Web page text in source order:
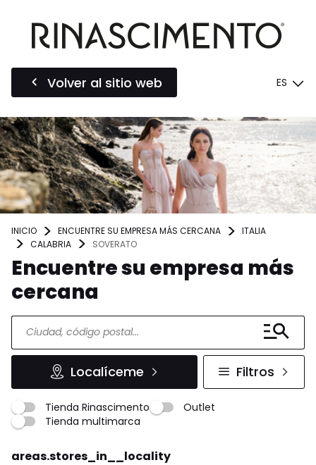
Volver al sitio web ES
INICIO ENCUENTRE SU EMPRESA MÁS CERCANA
ITALIA
CALABRIA
SOVERATO
Encuentre su empresa más
cercana
Localíceme Filtros
Tienda Rinascimento
Outlet
Tienda multimarca
areas.stores_in__locality